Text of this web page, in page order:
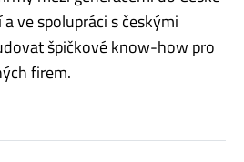
ve spolupráci s českými
špičkové know-how pro
firem.